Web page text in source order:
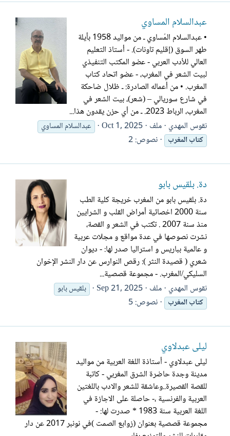
عبدالسلام المساوي
• عبدالسلام المُساوي ـ من مواليد 1958 بأيلة
طهر السوق (إقليم تاونات). - أستاذ التعليم
العالي للأدب العربي - عضو المكتب التنفيذي
لبيت الشعر في المغرب، - عضو اتحاد كتاب
المغرب. • من أعماله الصادرة: ـ ظلال ضاحكة
في شارع سوريالي – (شعر)، بيت الشعر في
المغرب، الرباط 2023. ـ من أي حزن يقدون هذا...
نقوس المهدي ملف Oct 1, 2025
عبدالسلام المساوي
كتابالمغرب نصوص: 2
دة. بلقيس بابو
دة. بلقيس بابو من المغرب خريجة كلية الطب
سنة 2000 اخصائية أمراض القلب و الشرايين
منذ سنة 2007 . تكتب في الشعر و القصة،
نشرت نصوصها في عدة مواقع و مجلات عربية
و عالمية بباريس و استراليا صدر لها: - ديوان
شعري ( قصيدة النثر ): رقص النوارس عن دار النشر الإخوان
السليكي/المغرب. - مجموعة قصصية...
نقوس المهدي ملف Sep 21, 2025
بلقيس بابو
كتابالمغرب نصوص: 5
ليلى عبدلاوي
ليلى عبدلاوي - أستاذة اللغة العربية من مواليد
مدينة وجدة حاضرة الشرق المغربي - كاتبة
للقصة القصيرة..وعاشقة للشعر والادب باللغتين
العربية والفرنسية ،- حاصلة على الاجازة في
اللغة العربية سنة 1983 * صدرت لها: -
مجموعة قصصية بعنوان (زوابع الصمت )في نونبر 2017 عن دار